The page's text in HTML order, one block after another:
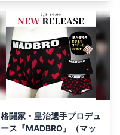
格闘家・皇治選手プロデュ
ース『MADBRO』（マッ